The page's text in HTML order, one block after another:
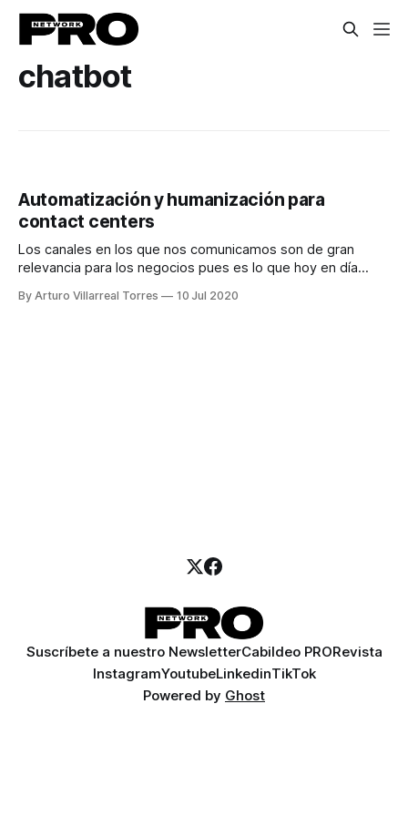
chatbot
Automatización y humanización para
contact centers
Los canales en los que nos comunicamos son de gran
relevancia para los negocios pues es lo que hoy en día
By Arturo Villarreal Torres 10 Jul 2020
Suscríbete a nuestro NewsletterCabildeo PRORevista
InstagramYoutubeLinkedinTikTok
Powered by Ghost